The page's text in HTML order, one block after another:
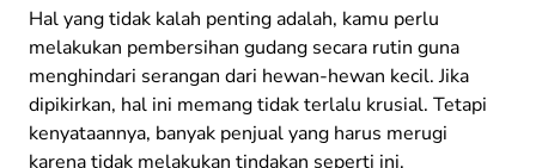
Hal yang tidak kalah penting adalah, kamu perlu
melakukan pembersihan gudang secara rutin guna
menghindari serangan dari hewan-hewan kecil. Jika
dipikirkan, hal ini memang tidak terlalu krusial. Tetapi
kenyataannya, banyak penjual yang harus merugi
karena tidak melakukan tindakan seperti ini.